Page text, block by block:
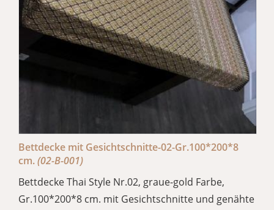
Bettdecke mit Gesichtschnitte-02-Gr.100*200*8
cm.(02-B-001)
Bettdecke Thai Style Nr.02, graue-gold Farbe,
Gr.100*200*8 cm. mit Gesichtschnitte und genähte